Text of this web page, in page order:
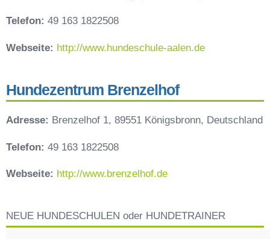
Telefon: 49 163 1822508
Webseite: http://www.hundeschule-aalen.de
Hundezentrum Brenzelhof
Adresse: Brenzelhof 1, 89551 Königsbronn, Deutschland
Telefon: 49 163 1822508
Webseite: http://www.brenzelhof.de
NEUE HUNDESCHULEN oder HUNDETRAINER